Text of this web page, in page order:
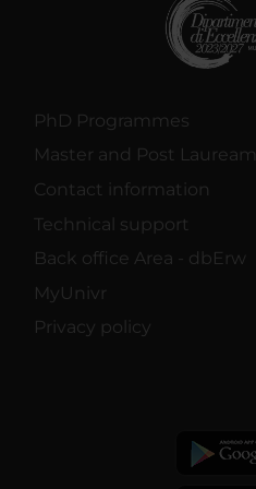
PhD Programmes
Master and Post Lauream
Contact information
Technical support
Back office Area - dbErw
MyUnivr
Privacy policy